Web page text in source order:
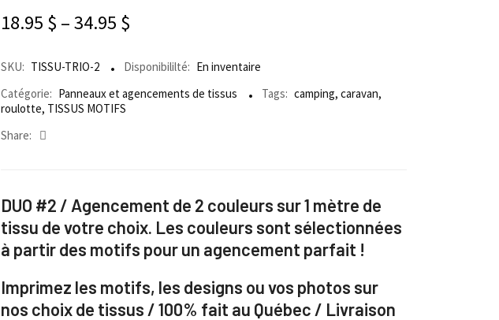
18.95 $ –34.95 $
SKU: TISSU-TRIO-2 Disponibililté: En inventaire
Catégorie: Panneaux et agencements de tissus Tags: camping, caravan,
roulotte, TISSUS MOTIFS
Share:
DUO #2 / Agencement de 2 couleurs sur 1 mètre de
tissu de votre choix. Les couleurs sont sélectionnées
à partir des motifs pour un agencement parfait !
Imprimez les motifs, les designs ou vos photos sur
nos choix de tissus / 100% fait au Québec / Livraison